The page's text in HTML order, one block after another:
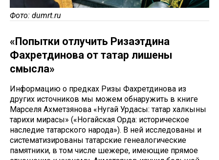
Фото: dumrt.ru
«Попытки отлучить Ризаэтдина
Фахретдинова от татар лишены
смысла»
Информацию о предках Ризы Фахретдинова из
других источников мы можем обнаружить в книге
Марселя Ахметзянова «Нугай Урдасы: татар халкының
тарихи мирасы» («Ногайская Орда: историческое
наследие татарского народа»). В ней исследованы и
систематизированы татарские генеалогические
памятники, в том числе шежере, имеющие прямое